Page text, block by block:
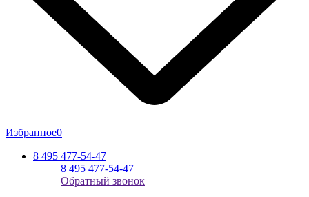
Избранное0
8 495 477-54-47
8 495 477-54-47
Обратный звонок